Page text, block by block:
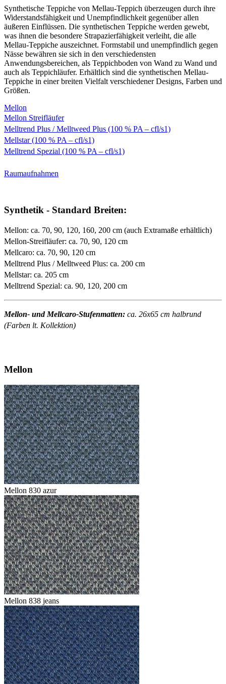
Synthetische Teppiche von Mellau-Teppich überzeugen durch ihre
Widerstandsfähigkeit und Unempfindlichkeit gegenüber allen
äußeren Einflüssen. Die synthetischen Teppiche werden gewebt,
was ihnen die besondere Strapazierfähigkeit verleiht, die alle
Mellau-Teppiche auszeichnet. Formstabil und unempfindlich gegen
Nässe bewähren sie sich in den verschiedensten
Anwendungsbereichen, als Teppichboden von Wand zu Wand und
auch als Teppichläufer. Erhältlich sind die synthetischen Mellau-
Teppiche in einer breiten Vielfalt verschiedener Designs, Farben und
Größen.
Mellon
Mellon Streifläufer
Melltrend Plus / Melltweed Plus (100 % PA – cfl/s1)
Mellstar (100 % PA – cfl/s1)
Melltrend Spezial (100 % PA – cfl/s1)
Raumaufnahmen
Synthetik - Standard Breiten:
Mellon: ca. 70, 90, 120, 160, 200 cm (auch Extramaße erhältlich)
Mellon-Streifläufer: ca. 70, 90, 120 cm
Mellcaro: ca. 70, 90, 120 cm
Melltrend Plus / Melltweed Plus: ca. 200 cm
Mellstar: ca. 205 cm
Melltrend Spezial: ca. 90, 120, 200 cm
Mellon- und Mellcaro-Stufenmatten: ca. 26x65 cm halbrund
(Farben lt. Kollektion)
Mellon
Mellon 830 azur
Mellon 838 jeans